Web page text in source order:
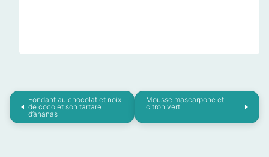
Fondant au chocolat et noix
de coco et son tartare
d’ananas
Mousse mascarpone et
citron vert